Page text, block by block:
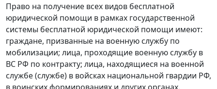
Право на получение всех видов бесплатной
юридической помощи в рамках государственной
системы бесплатной юридической помощи имеют:
граждане, призванные на военную службу по
мобилизации; лица, проходящие военную службу в
ВС РФ по контракту; лица, находящиеся на военной
службе (службе) в войсках национальной гвардии РФ,